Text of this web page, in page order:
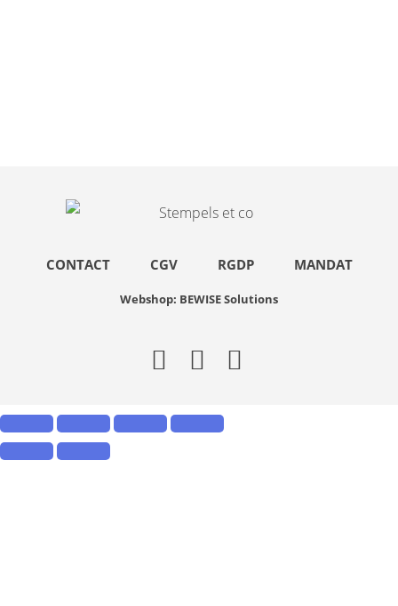
CONTACT CGV RGDP MANDAT
Webshop: BEWISE Solutions